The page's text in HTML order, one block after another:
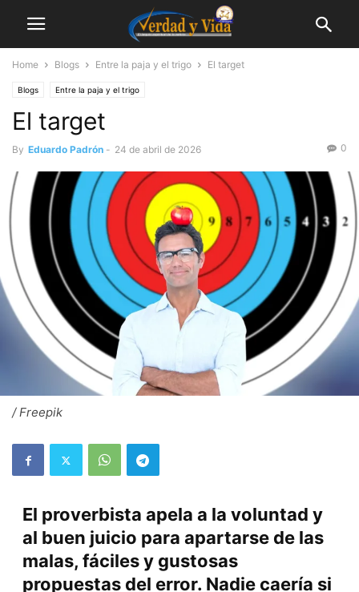
Home Blogs Entre la paja y el trigo El target
Blogs Entre la paja y el trigo
El target
By Eduardo Padrón - 24 de abril de 2026 0
/ Freepik
El proverbista apela a la voluntad y
al buen juicio para apartarse de las
malas, fáciles y gustosas
propuestas del error. Nadie caería si